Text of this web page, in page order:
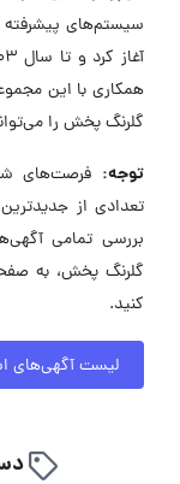
همکاری با این
گلرنگ پخش را
توجه: فرصت‌های
تعدادی از
بررسی تمامی
گلرنگ پخش، به
کنید.
لیست آگهی‌های